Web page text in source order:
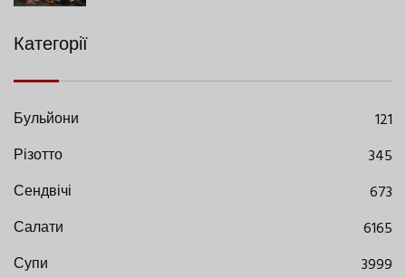
Категорії
Бульйони
121
Різотто
345
Сендвічі
673
Салати
6165
Супи
3999